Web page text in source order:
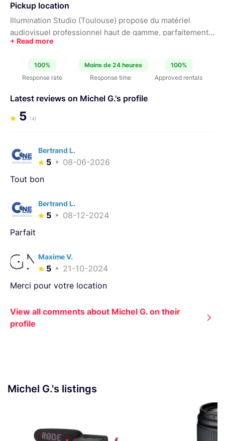
Pickup location
Illumination Studio (Toulouse) propose du matériel
audiovisuel professionnel haut de gamme, parfaitement
entretenu. Idéal pour tournages cinéma, interviews,
disponible : - Caméra Sony A7S III – 4K, plein format,
excellent en basse lumière. - Optiques Sony GM (f/1.4)
Qualité cinéma – bokeh professionnel 24mm, 35mm,
50mm et 85mm - Accessoires caméra - Atomos Ninja +
accessoires (monitoring + enregistrement ProRes) -
Aputure Amaran F21x - Mouvement caméra : Edelkrone
Slider Max + HeadPlus (Mouvements fluides, motorisés,
précis (interviews dynamiques, pubs, produits).
100%
Response rate
Moins de 24 heures
Response time
100%
Approved rentals
Latest reviews on Michel G.'s profile
5 (4)
Bertrand L.
5
08-06-2026
Tout bon
Bertrand L.
5
08-12-2024
Parfait
Maxime V.
5
21-10-2024
Merci pour votre location
View all comments about Michel G. on their
profile
Michel G.'s listings